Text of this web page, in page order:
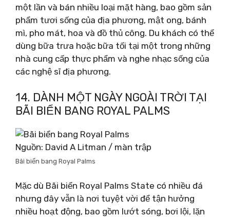
một lần và bán nhiều loại mặt hàng, bao gồm sản
phẩm tươi sống của địa phương, mật ong, bánh
mì, pho mát, hoa và đồ thủ công. Du khách có thể
dùng bữa trưa hoặc bữa tối tại một trong những
nhà cung cấp thực phẩm và nghe nhạc sống của
các nghệ sĩ địa phương.
14. DÀNH MỘT NGÀY NGOÀI TRỜI TẠI
BÃI BIỂN BANG ROYAL PALMS
Nguồn: David A Litman / màn trập
Bãi biển bang Royal Palms
Mặc dù Bãi biển Royal Palms State có nhiều đá
nhưng đây vẫn là nơi tuyệt vời để tận hưởng
nhiều hoạt động, bao gồm lướt sóng, bơi lội, lặn